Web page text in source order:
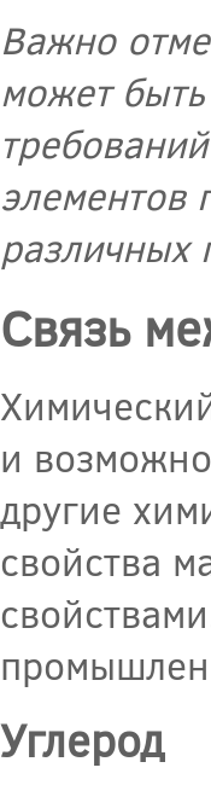
Важно
может
элементов
различных
Связь
и
другие
свойства
Углерод